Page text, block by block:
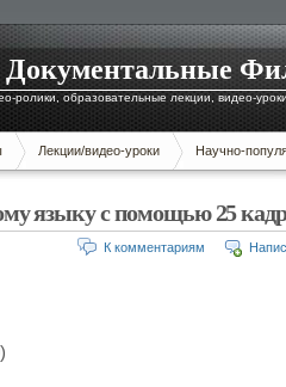
Документальные
ролики, образовательные лекции, видео-
Лекции/видео-уроки Научно-
языку с помощью 25
К комментариям